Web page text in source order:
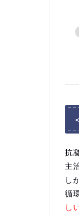
抗
主
し
循
し